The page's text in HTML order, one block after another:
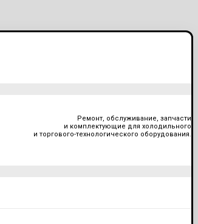
Ремонт, обслуживание, запчасти
и комплектующие для холодильного
и торгового-технологического оборудования.